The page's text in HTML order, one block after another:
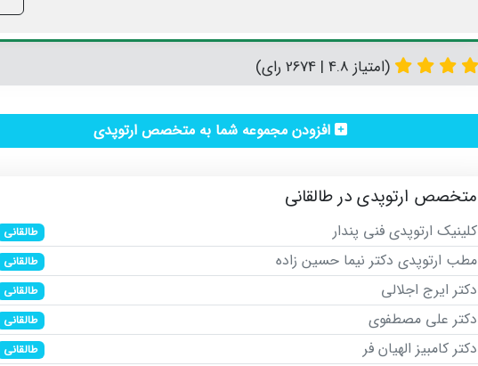
(امتیاز 4.8 | 2674 رای)
افزودن مجموعه شما به متخصص ارتوپدی
متخصص ارتوپدی در طالقانی
کلینیک ارتوپدی فنی پندار طالقانی
مطب ارتوپدی دکتر نیما حسین زاده طالقانی
دکتر ایرج اجلالی طالقانی
دکتر علی مصطفوی طالقانی
دکتر کامبیز الهیان فر طالقانی